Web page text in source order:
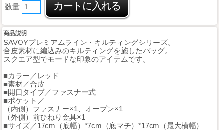
数量
商品説明
SAVOYプレミアムライン・キルティングシリーズ。
合皮素材に編込みのキルティングを施したバッグ。
スクエア型でモードな印象のアイテムです。
■カラー／レッド
■素材／合皮
■開口タイプ／ファスナー式
■ポケット／
（内側）ファスナー×1、オープン×1
（外側）前ひねり金具×1
■サイズ／17cm（底幅）*7cm（底マチ）*17cm（最大横幅）